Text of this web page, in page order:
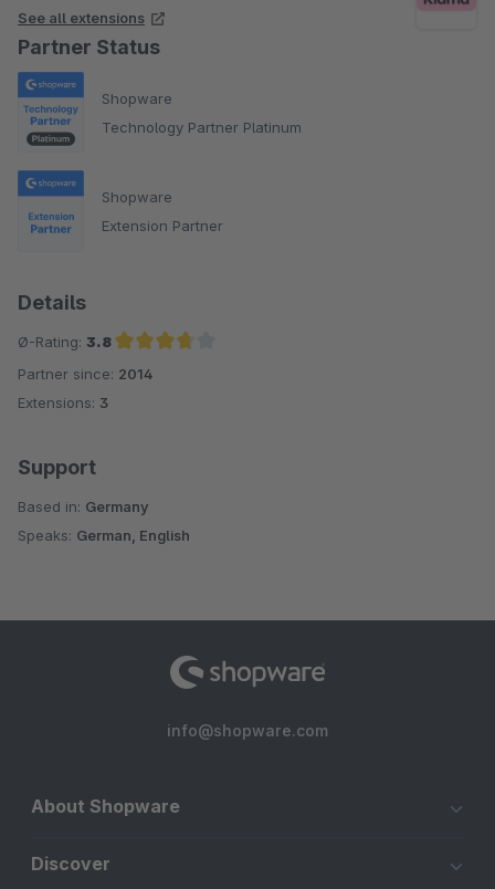
See all extensions
Partner Status
Shopware
Technology Partner Platinum
Shopware
Extension Partner
Details
Ø-Rating: 3.8
Average rating of 3.8 out of 5 stars
Partner since: 2014
Extensions: 3
Support
Based in: Germany
Speaks: German, English
info@shopware.com
About Shopware
Discover